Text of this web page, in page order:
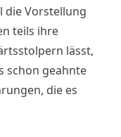
die Vorstellung
teils ihre
lässt,
schon geahnte
die es